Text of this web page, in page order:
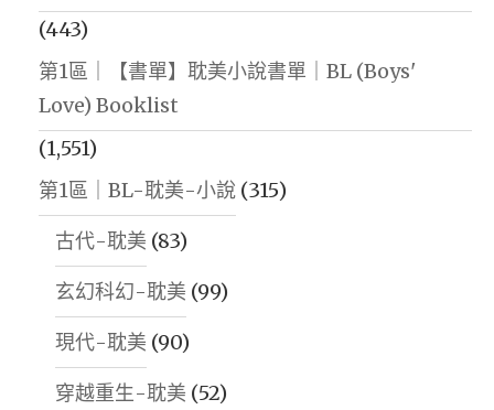
(443)
第1區｜【書單】耽美小說書單｜BL (Boys'
Love) Booklist
(1,551)
第1區｜BL-耽美-小說 (315)
古代-耽美 (83)
玄幻科幻-耽美 (99)
現代-耽美 (90)
穿越重生-耽美 (52)